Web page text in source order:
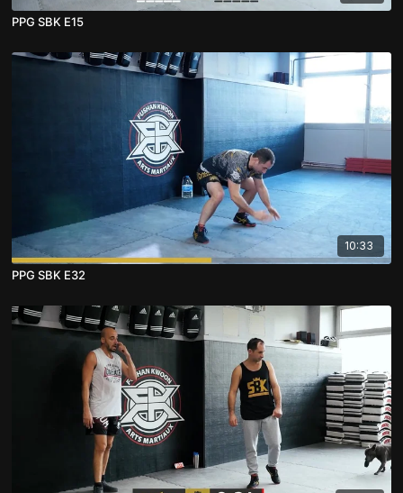
PPG SBK E15
10:33
PPG SBK E32